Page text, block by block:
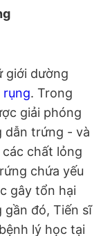
giới dường
. Trong
giải phóng
dẫn trứng - và
chất lỏng
chứa yếu
gây tổn hại
gần đó, Tiến sĩ
lý học tại